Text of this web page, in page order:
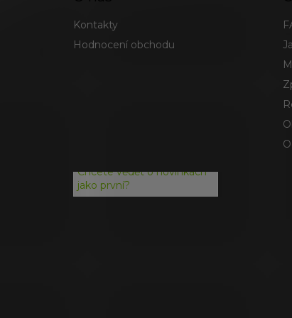
Kontakty
Hodnocení obchodu
Chcete vědět o novinkách
jako první?